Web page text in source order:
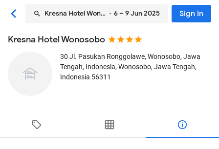
Kresna Hotel Wonosobo· 6 – 9 Jun 2025 Sign in
Kresna Hotel Wonosobo
30 Jl. Pasukan Ronggolawe, Wonosobo, Jawa
Tengah, Indonesia, Wonosobo, Jawa Tengah,
Indonesia 56311